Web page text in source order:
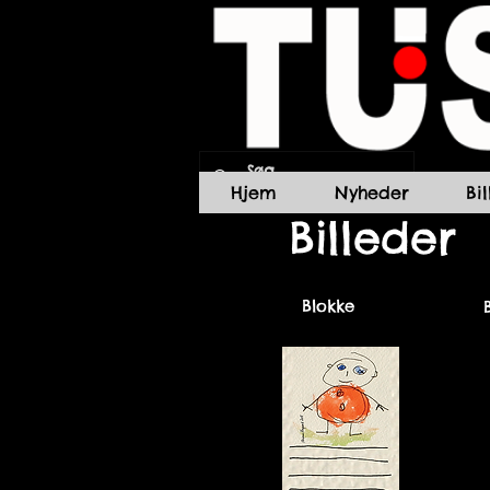
Billeder
Blokke
Hjem Nyheder